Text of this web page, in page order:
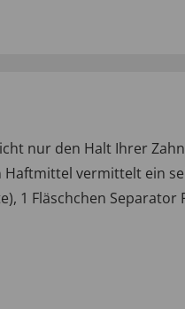
nur den Halt Ihrer
vermittelt ein
1 Fläschchen